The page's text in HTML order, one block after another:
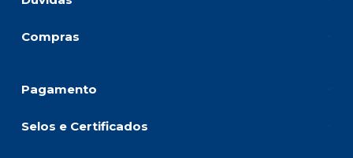
Compras
Pagamento
Selos e Certificados